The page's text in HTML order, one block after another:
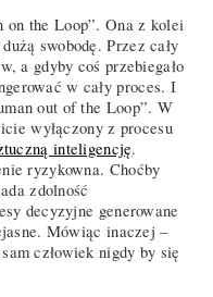
on the Loop”. Ona z kolei
swobodę. Przez cały
a gdyby coś przebiegało
w cały proces. I
out of the Loop”. W
wyłączony z procesu
inteligencję.
ryzykowna. Choćby
zdolność
decyzyjne generowane
Mówiąc inaczej –
człowiek nigdy by się